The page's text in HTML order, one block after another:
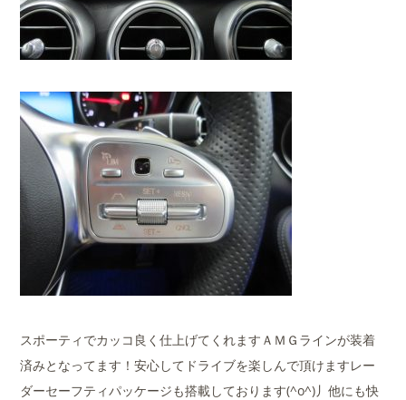
スポーティでカッコ良く仕上げてくれますＡＭＧラインが装着
済みとなってます！安心してドライブを楽しんで頂けますレー
ダーセーフティパッケージも搭載しております(^o^)丿他にも快